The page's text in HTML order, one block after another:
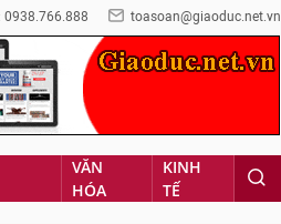
toasoan@giaoduc.net.vn
VĂN
HÓA
KINH
TẾ